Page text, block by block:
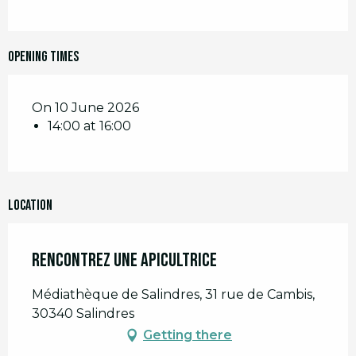
Opening times
On 10 June 2026
14:00 at 16:00
Location
Rencontrez une apicultrice
Médiathèque de Salindres, 31 rue de Cambis,
30340 Salindres
Getting there